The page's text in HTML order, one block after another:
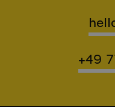
+49